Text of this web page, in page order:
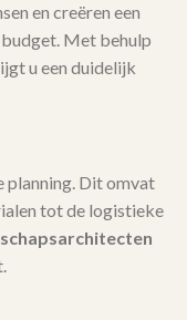
en creëren een
Met behulp
u een duidelijk
planning. Dit omvat
tot de logistieke